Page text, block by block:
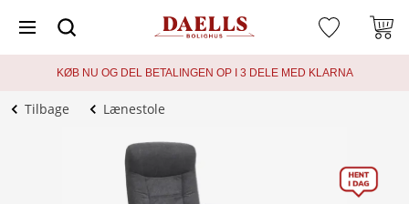
KØB NU OG DEL BETALINGEN OP I 3 DELE MED KLARNA
Tilbage Lænestole